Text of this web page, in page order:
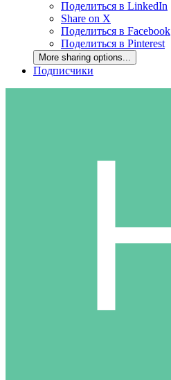
Поделиться в LinkedIn
Share on X
Поделиться в Facebook
Поделиться в Pinterest
More sharing options...
Подписчики